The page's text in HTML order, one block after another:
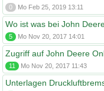
0 Mo Feb 25, 2019 13:11
Wo ist was bei John
5 Mo Nov 20, 2017 14:01
Zugriff auf John Deere
11 Mo Nov 20, 2017 11:43
Unterlagen